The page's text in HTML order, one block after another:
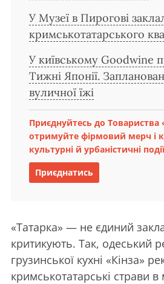
У Музеї в Пирогові
кримськотатарського
У київському Goodwine
Тижні Японії.
вуличної їжі
Приєднуйтесь до Товариства
отримуйте фірмовий мерч і
культурні й урбаністичні
Приєднатись
«Татарка» — не єдиний
критикують. Так, одеський
грузинської кухні «Кінза»
кримськотатарські страви